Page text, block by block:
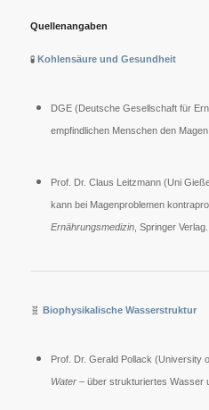
Quellenangaben
🧪 Kohlensäure und Gesundheit
DGE (Deutsche Gesellschaft für
empfindlichen Menschen den
Prof. Dr. Claus Leitzmann (Uni
kann bei Magenproblemen
Ernährungsmedizin, Springer Verlag.
🧬 Biophysikalische Wasserstruktur
Prof. Dr. Gerald Pollack (University
Water– über strukturiertes Wasser